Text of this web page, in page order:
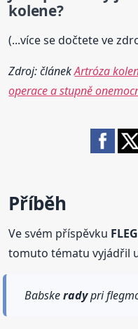
kolene?
(...více se dočtete ve
Zdroj: článekArtróza
operace a stupně
Příběh
Ve svém příspěvku
tomuto tématu vyjádřil
Babskeradypri